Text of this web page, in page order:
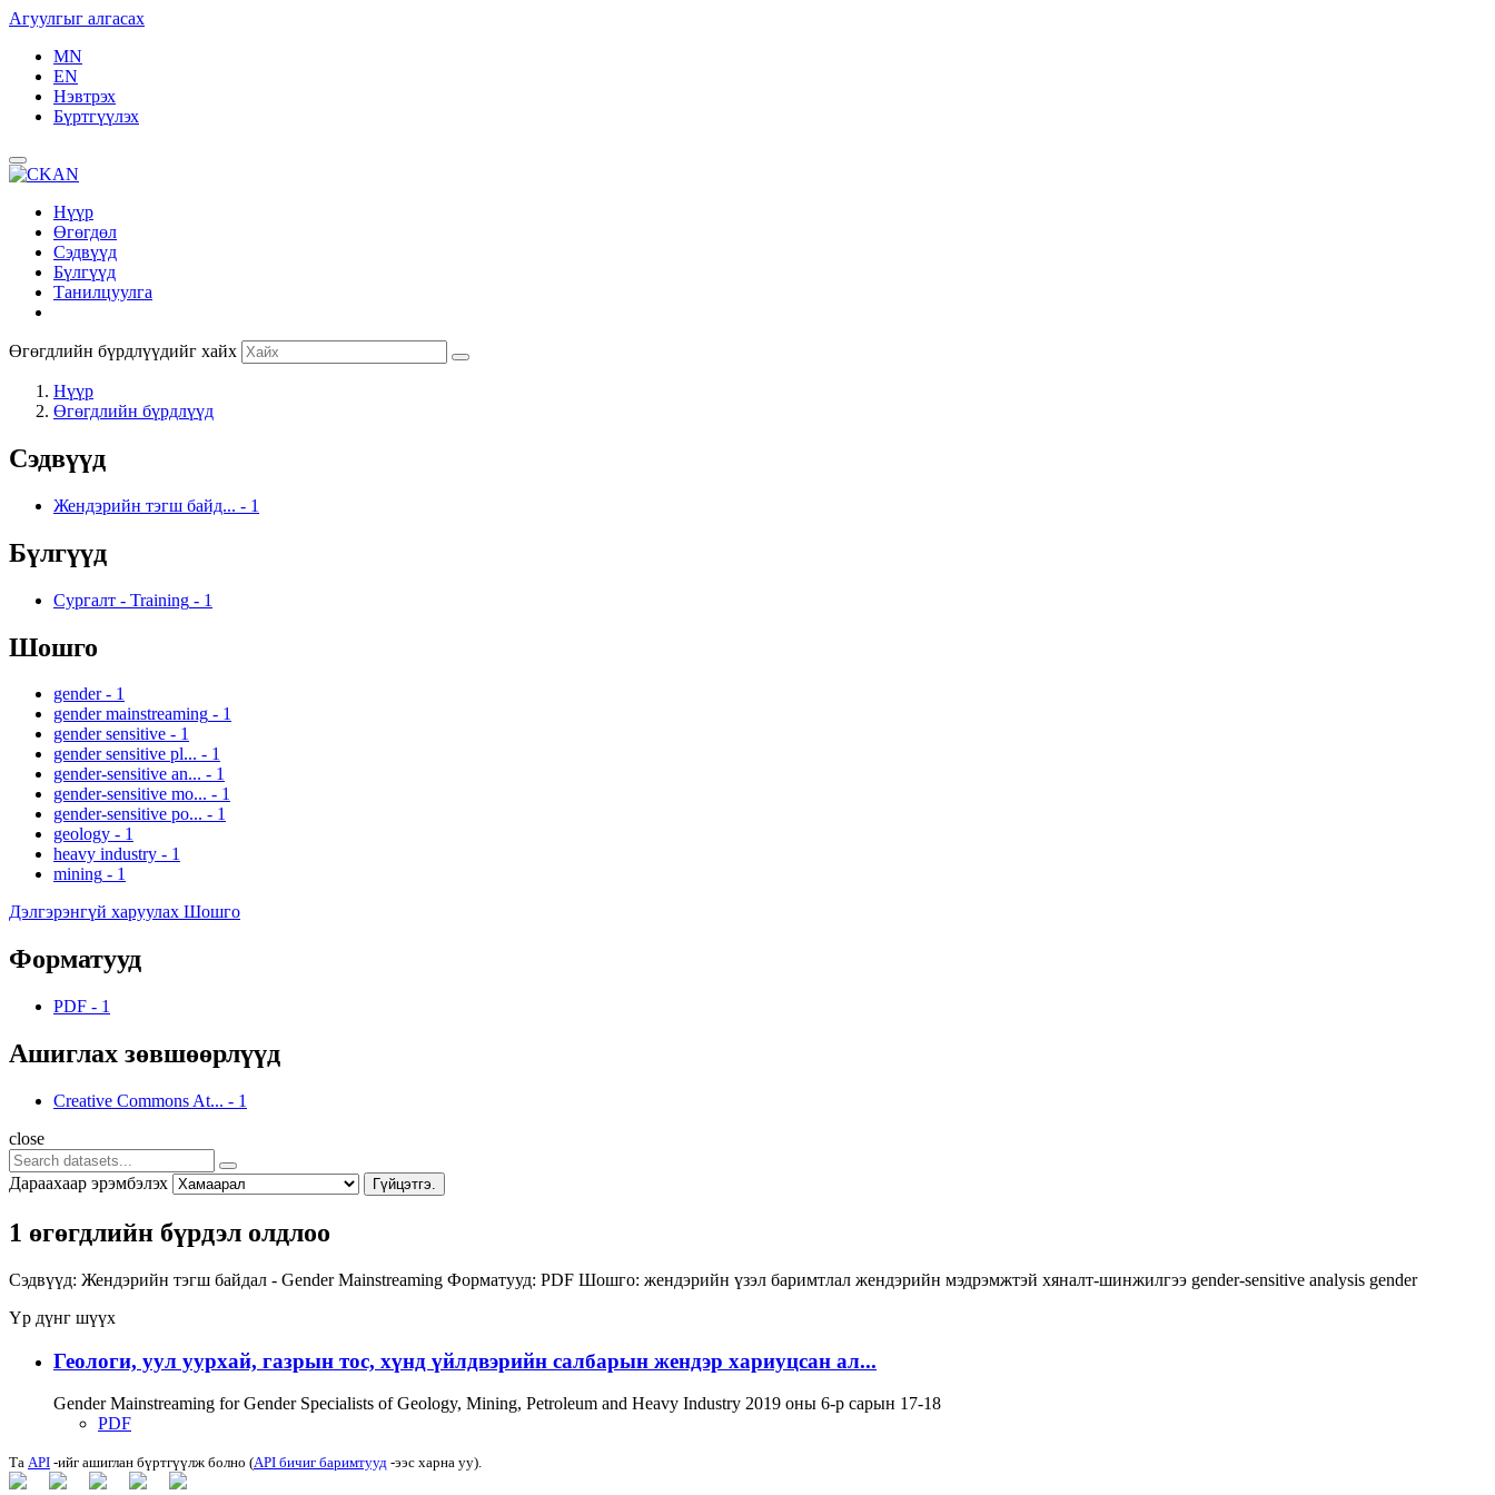
Агуулгыг алгасах
MN
EN
Нэвтрэх
Бүртгүүлэх
Нүүр
Өгөгдөл
Сэдвүүд
Бүлгүүд
Танилцуулга
Өгөгдлийн бүрдлүүдийг хайх
Нүүр
Өгөгдлийн бүрдлүүд
Сэдвүүд
Жендэрийн тэгш байд... - 1
Бүлгүүд
Сургалт - Training - 1
Шошго
gender - 1
gender mainstreaming - 1
gender sensitive - 1
gender sensitive pl... - 1
gender-sensitive an... - 1
gender-sensitive mo... - 1
gender-sensitive po... - 1
geology - 1
heavy industry - 1
mining - 1
Дэлгэрэнгүй харуулах Шошго
Форматууд
PDF - 1
Ашиглах зөвшөөрлүүд
Creative Commons At... - 1
close
Дараахаар эрэмбэлэх Гүйцэтгэ.
1 өгөгдлийн бүрдэл олдлоо
Сэдвүүд: Жендэрийн тэгш байдал - Gender Mainstreaming Форматууд: PDF Шошго: жендэрийн үзэл баримтлал жендэрийн мэдрэмжтэй хяналт-шинжилгээ gender-sensitive analysis gender
Үр дүнг шүүх
Геологи, уул уурхай, газрын тос, хүнд үйлдвэрийн салбарын жендэр хариуцсан ал...
Gender Mainstreaming for Gender Specialists of Geology, Mining, Petroleum and Heavy Industry 2019 оны 6-р сарын 17-18
PDF
Та API -ийг ашиглан бүртгүүлж болно (API бичиг баримтууд -ээс харна уу).